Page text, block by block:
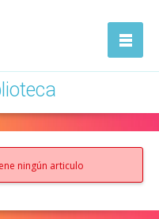
navegación
ningún articulo